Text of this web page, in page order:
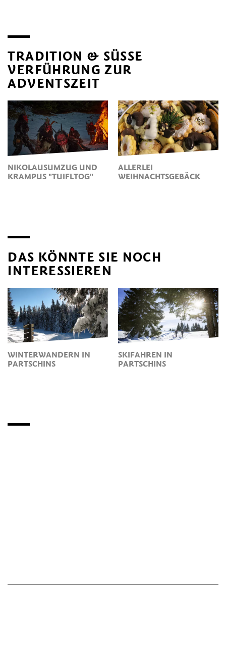
TRADITION & SÜSSE
VERFÜHRUNG ZUR
ADVENTSZEIT
NIKOLAUSUMZUG UND
KRAMPUS "TUIFLTOG"
ALLERLEI
WEIHNACHTSGEBÄCK
DAS KÖNNTE SIE NOCH
INTERESSIEREN
WINTERWANDERN IN
PARTSCHINS
SKIFAHREN IN
PARTSCHINS